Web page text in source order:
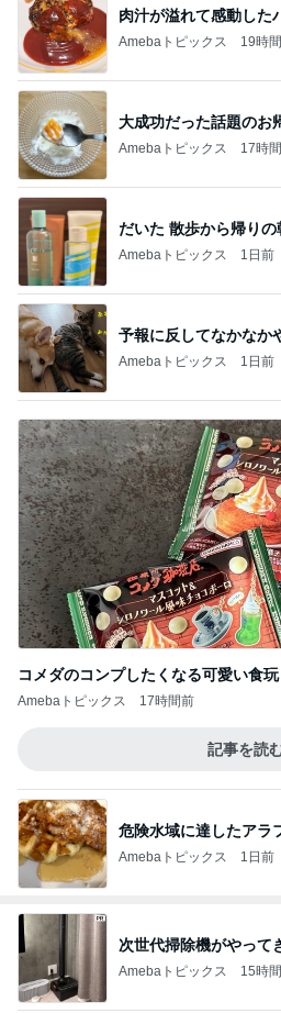
肉汁が溢れて感動した
Amebaトピックス 19時
大成功だった話題のお
Amebaトピックス 17時
だいた 散歩から帰りの
Amebaトピックス 1日前
予報に反してなかなか
Amebaトピックス 1日前
コメダのコンプしたくなる可愛い食玩
Amebaトピックス 17時間前
記事を読
危険水域に達したアラ
Amebaトピックス 1日前
次世代掃除機がやって
Amebaトピックス 15時